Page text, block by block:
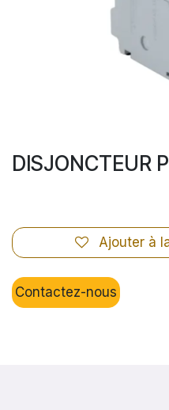
DISJONCTEUR
Ajouter à
Contactez-nous